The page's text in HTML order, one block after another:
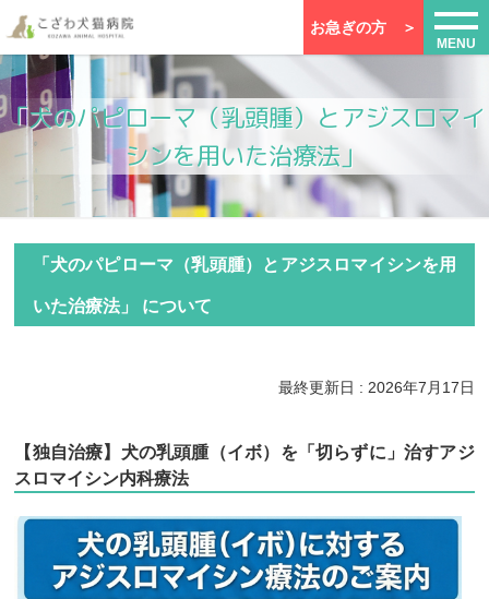
お急ぎの方 ＞
MENU
「犬のパピローマ（乳頭腫）とアジスロマイ
シンを用いた治療法」
「犬のパピローマ（乳頭腫）とアジスロマイシンを用
いた治療法」 について
最終更新日 : 2026年7月17日
【独自治療】犬の乳頭腫（イボ）を「切らずに」治すアジ
スロマイシン内科療法